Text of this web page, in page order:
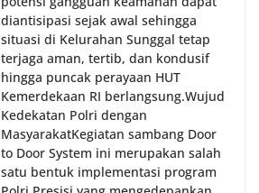
diantisipasi sejak awal sehingga
situasi di Kelurahan Sunggal tetap
terjaga aman, tertib, dan kondusif
hingga puncak perayaan HUT
Kemerdekaan RI berlangsung.‎‎Wujud
Kedekatan Polri dengan
Masyarakat‎Kegiatan sambang Door
to Door System ini merupakan salah
satu bentuk implementasi program